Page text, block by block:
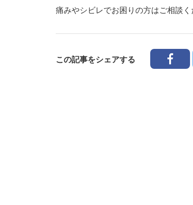
痛みやシビレでお困りの方はご相談く
この記事をシェアする